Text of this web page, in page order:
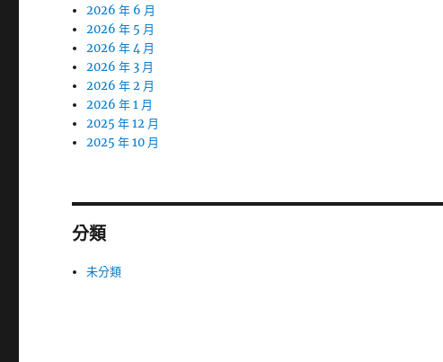
2026 年 6 月
2026 年 5 月
2026 年 4 月
2026 年 3 月
2026 年 2 月
2026 年 1 月
2025 年 12 月
2025 年 10 月
分類
未分類